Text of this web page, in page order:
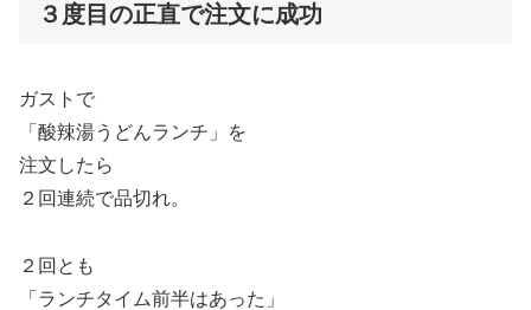
３度目の正直で注文に成功
ガストで
「酸辣湯うどんランチ」を
注文したら
２回連続で品切れ。
２回とも
「ランチタイム前半はあった」